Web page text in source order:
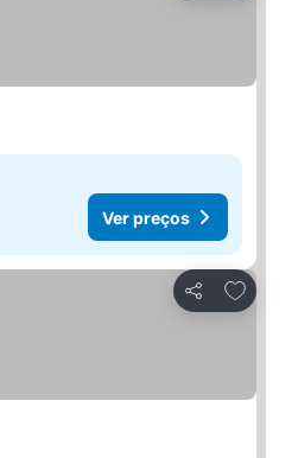
Ver preços
Partilhar